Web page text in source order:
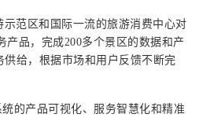
范区和国际一流的旅游消费中心对
品，完成200多个景区的数据和产
给，根据市场和用户反馈不断完
的产品可视化、服务智慧化和精准